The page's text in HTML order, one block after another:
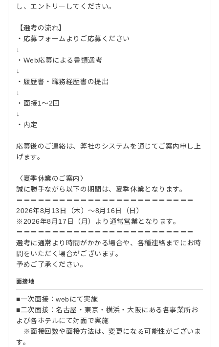
し、エントリーしてください。
【選考の流れ】
・応募フォームよりご応募ください
↓
・Web応募による書類選考
↓
・履歴書・職務経歴書の提出
↓
・面接1～2回
↓
・内定
応募後のご連絡は、弊社のシステムを通じてご案内申し上
げます。
〈夏季休業のご案内〉
誠に勝手ながら以下の期間は、夏季休業となります。
＝＝＝＝＝＝＝＝＝＝＝＝＝＝＝＝＝＝＝＝＝＝＝＝＝
2026年8月13日（木）～8月16日（日）
※2026年8月17日（月）より通常営業となります。
＝＝＝＝＝＝＝＝＝＝＝＝＝＝＝＝＝＝＝＝＝＝＝＝＝
選考に通常より時間がかかる場合や、各種連絡までにお時
間をいただく場合がございます。
予めご了承ください。
面接地
■一次面接：webにて実施
■二次面接：名古屋・東京・横浜・大阪にある各事業所お
よび各ホテルにて対面で実施
※面接回数や面接方法は、変更になる可能性がございま
す。